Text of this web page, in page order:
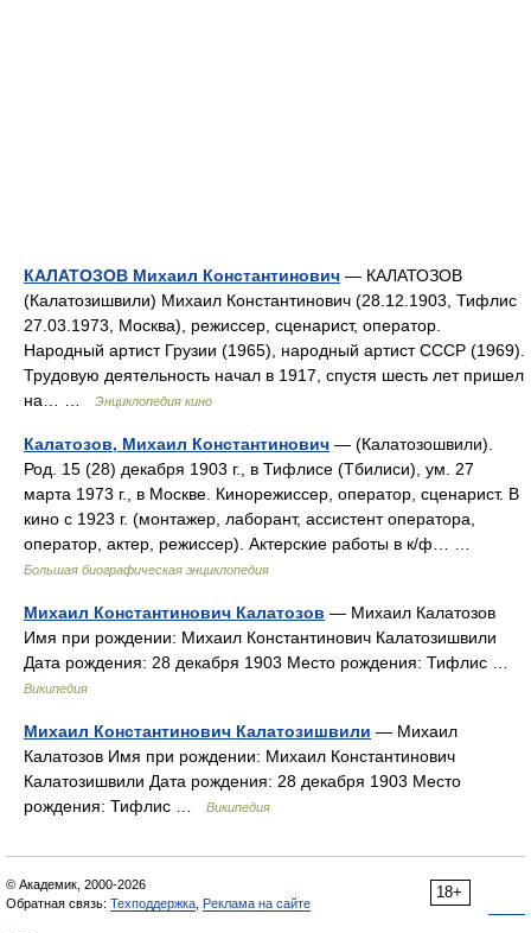
КАЛАТОЗОВ Михаил Константинович — КАЛАТОЗОВ
(Калатозишвили) Михаил Константинович (28.12.1903, Тифлис
27.03.1973, Москва), режиссер, сценарист, оператор.
Народный артист Грузии (1965), народный артист СССР (1969).
Трудовую деятельность начал в 1917, спустя шесть лет пришел
на… …
Энциклопедия кино
Калатозов, Михаил Константинович — (Калатозошвили).
Род. 15 (28) декабря 1903 г., в Тифлисе (Тбилиси), ум. 27
марта 1973 г., в Москве. Кинорежиссер, оператор, сценарист. В
кино с 1923 г. (монтажер, лаборант, ассистент оператора,
оператор, актер, режиссер). Актерские работы в к/ф… …
Большая биографическая энциклопедия
Михаил Константинович Калатозов — Михаил Калатозов
Имя при рождении: Михаил Константинович Калатозишвили
Дата рождения: 28 декабря 1903 Место рождения: Тифлис …
Википедия
Михаил Константинович Калатозишвили — Михаил
Калатозов Имя при рождении: Михаил Константинович
Калатозишвили Дата рождения: 28 декабря 1903 Место
рождения: Тифлис …
Википедия
18+
© Академик, 2000-2026
Обратная связь: Техподдержка Реклама на сайте